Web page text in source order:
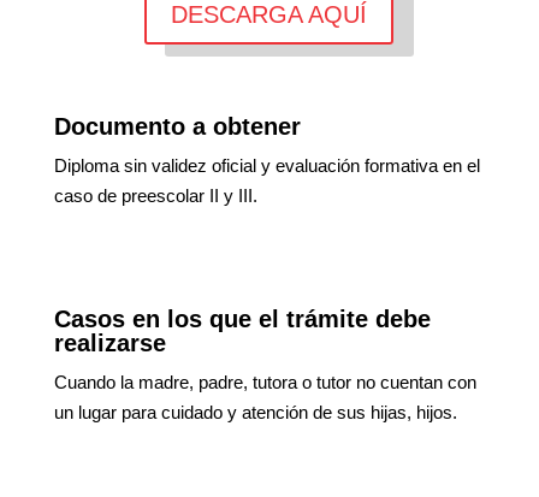
DESCARGA AQUÍ
Documento a obtener
Diploma sin validez oficial y evaluación formativa en el
caso de preescolar II y III.
Casos en los que el trámite debe
realizarse
Cuando la madre, padre, tutora o tutor no cuentan con
un lugar para cuidado y atención de sus hijas, hijos.